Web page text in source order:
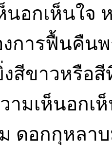
นอกเห็นใจ
การฟื้นคืนพ
งสีขาวหรือ
ามเห็นอก
ดอกกุหลา